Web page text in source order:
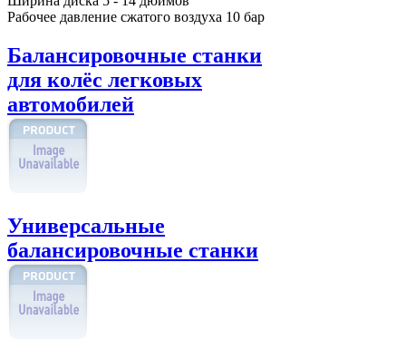
Рабочее давление сжатого воздуха 10 бар
Балансировочные станки
для колёс легковых
автомобилей
Универсальные
балансировочные станки